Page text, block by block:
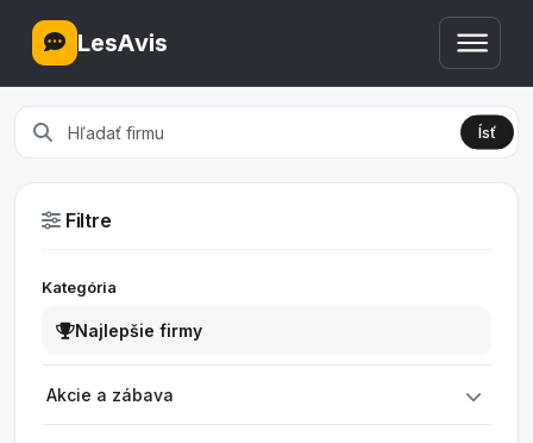
LesAvis
Ísť
Filtre
Kategória
Najlepšie firmy
Akcie a zábava